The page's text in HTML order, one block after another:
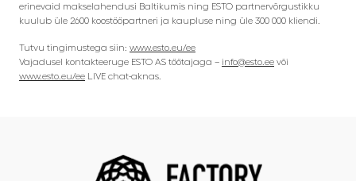
erinevaid makselahendusi Baltikumis ning ESTO partnervõrgustikku
kuulub üle 2600 koostööpartneri ja kaupluse ning üle 300 000 kliendi.
Tutvu tingimustega siin: www.esto.eu/ee
Vajadusel kontakteeruge ESTO AS töötajaga – info@esto.ee või
www.esto.eu/ee LIVE chat-aknas.